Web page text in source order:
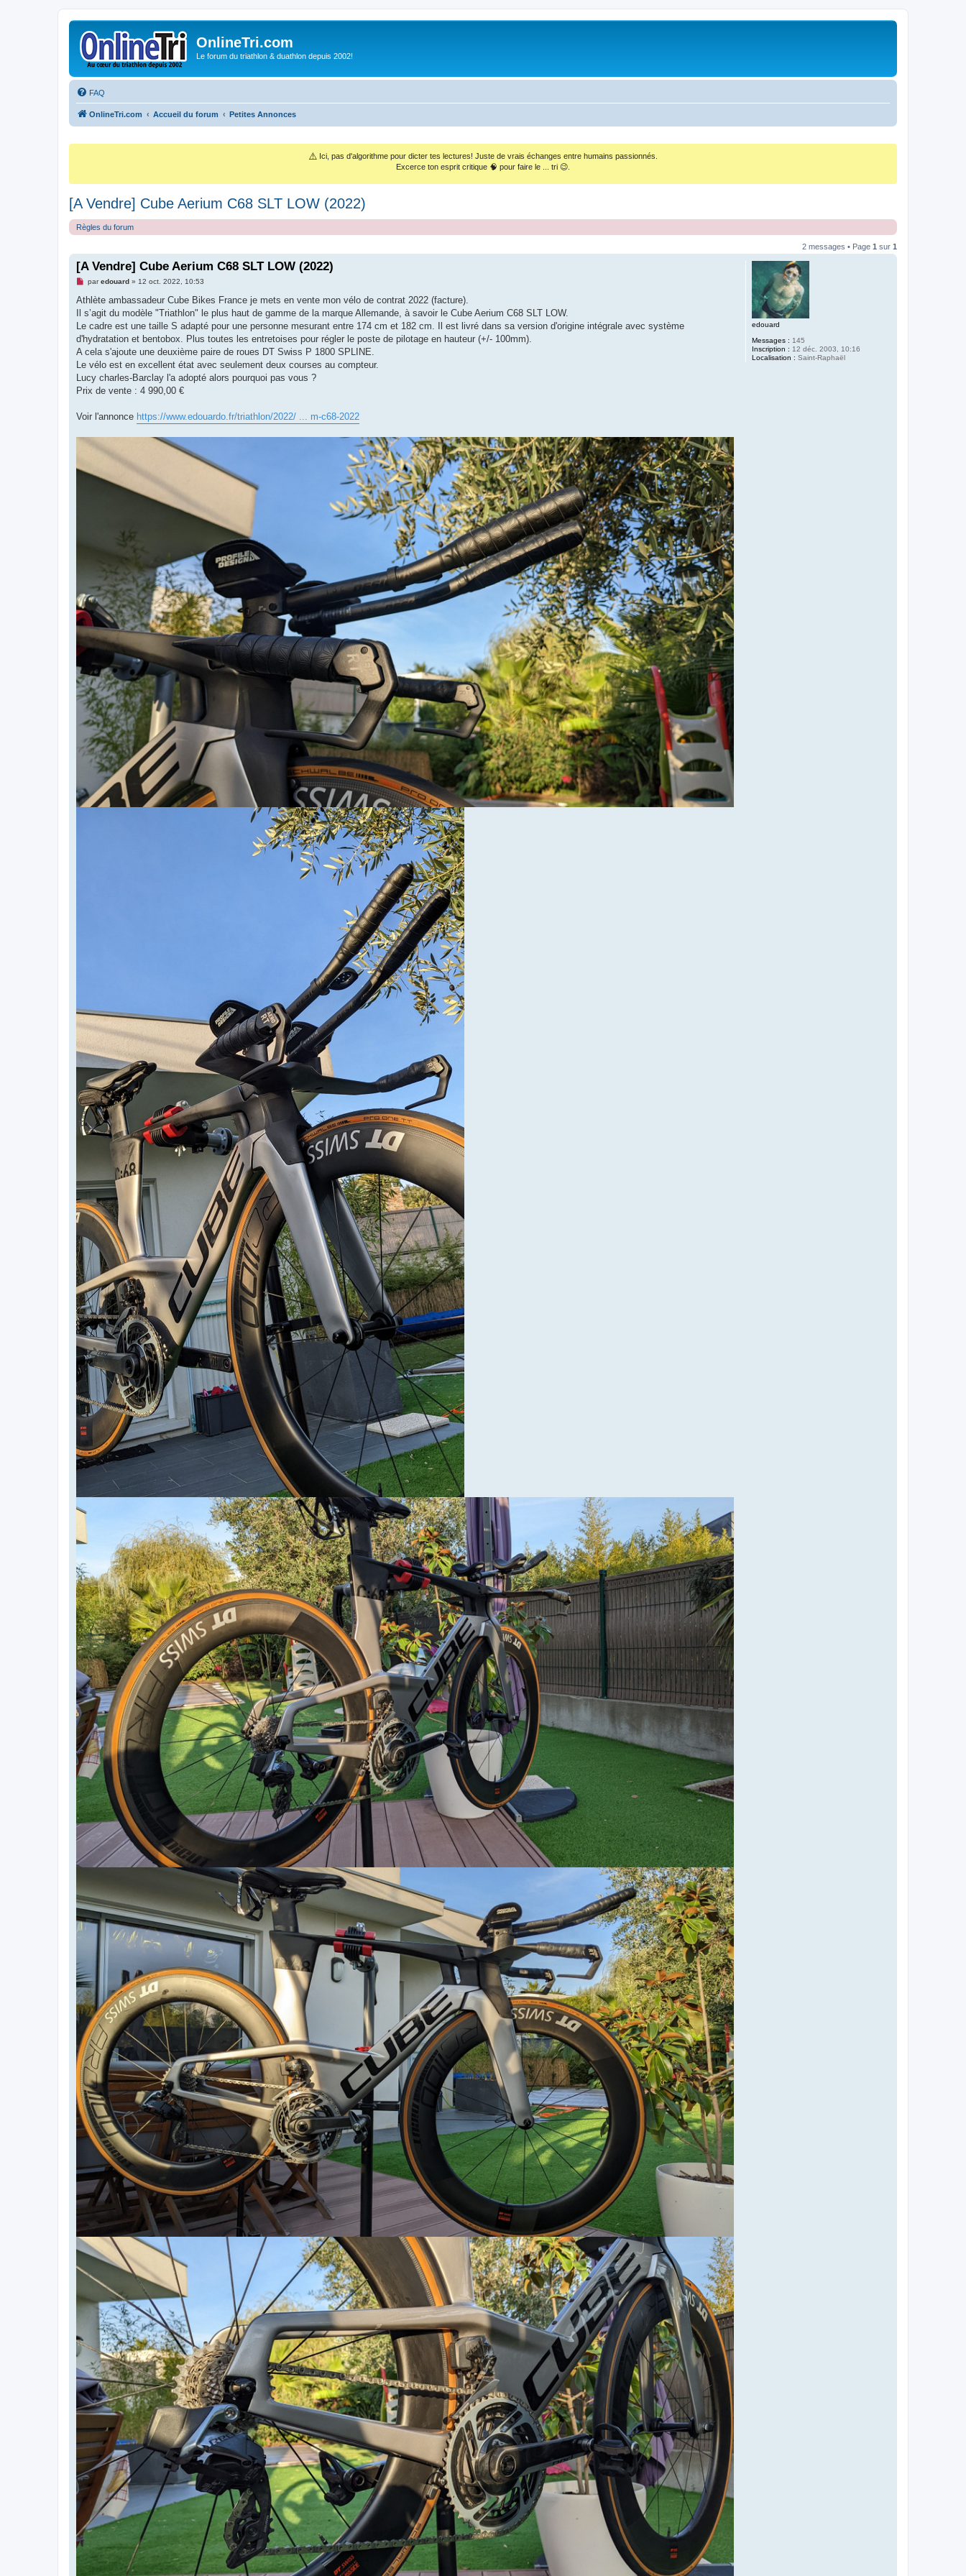
OnlineTri.com
Le forum du triathlon & duathlon depuis 2002!
FAQ
OnlineTri.com Accueil du forum Petites Annonces
⚠️ Ici, pas d'algorithme pour dicter tes lectures! Juste de vrais échanges entre humains passionnés.
Excerce ton esprit critique 🧠 pour faire le ... tri 😉.
[A Vendre] Cube Aerium C68 SLT LOW (2022)
Règles du forum
2 messages • Page 1 sur 1
edouard
Messages : 145
Inscription : 12 déc. 2003, 10:16
Localisation : Saint-Raphaël
[A Vendre] Cube Aerium C68 SLT LOW (2022)
M
s
a
g
n
o
l
u
paredouard» 12 oct. 2022, 10:53
Athlète ambassadeur Cube Bikes France je mets en vente mon vélo de contrat 2022 (facture).
Il s’agit du modèle "Triathlon" le plus haut de gamme de la marque Allemande, à savoir le Cube Aerium C68 SLT LOW.
Le cadre est une taille S adapté pour une personne mesurant entre 174 cm et 182 cm. Il est livré dans sa version d'origine intégrale avec système
d'hydratation et bentobox. Plus toutes les entretoises pour régler le poste de pilotage en hauteur (+/- 100mm).
A cela s'ajoute une deuxième paire de roues DT Swiss P 1800 SPLINE.
Le vélo est en excellent état avec seulement deux courses au compteur.
Lucy charles-Barclay l'a adopté alors pourquoi pas vous ?
Prix de vente : 4 990,00 €
Voir l'annonce https://www.edouardo.fr/triathlon/2022/ ... m-c68-2022